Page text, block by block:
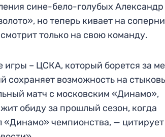
сине-бело-голубых Александр
но теперь кивает на
только на свою команду.
игры – ЦСКА, который борется за
сохраняет возможность на
матч с московским «Динамо»,
обиду за прошлый сезон, когда
чемпионства, — цитирует